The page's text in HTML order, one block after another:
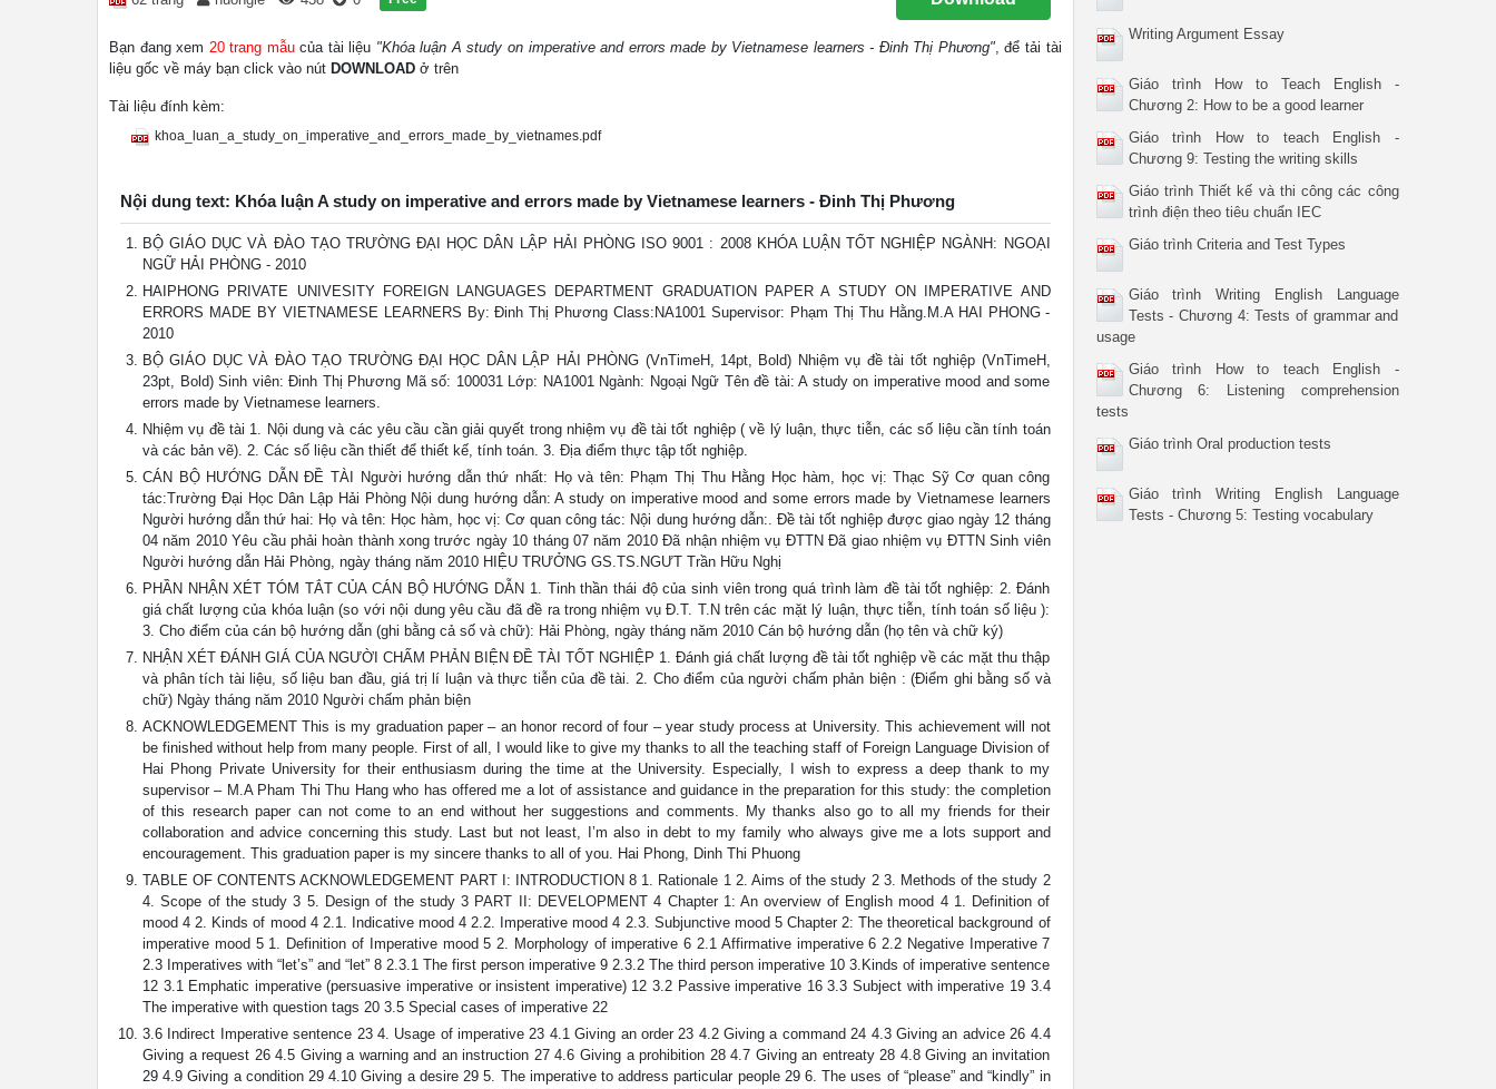
Bạn đang xem 20 trang mẫucủa tài liệu "Khóa luận A study on imperative and errors made by Vietnamese learners - Đinh Thị Phương", để tải tài
liệu gốc về máy bạn click vào nút DOWNLOAD ở trên
Tài liệu đính kèm:
khoa_luan_a_study_on_imperative_and_errors_made_by_vietnames.pdf
Nội dung text: Khóa luận A study on imperative and errors made by Vietnamese learners - Đinh Thị Phương
BỘ GIÁO DỤC VÀ ĐÀO TẠO TRƯỜNG ĐẠI HỌC DÂN LẬP HẢI PHÒNG ISO 9001 : 2008 KHÓA LUẬN TỐT NGHIỆP NGÀNH: NGOẠI
NGỮ HẢI PHÒNG - 2010
HAIPHONG PRIVATE UNIVESITY FOREIGN LANGUAGES DEPARTMENT GRADUATION PAPER A STUDY ON IMPERATIVE AND
ERRORS MADE BY VIETNAMESE LEARNERS By: Đinh Thị Phương Class:NA1001 Supervisor: Phạm Thị Thu Hằng.M.A HAI PHONG -
2010
BỘ GIÁO DỤC VÀ ĐÀO TẠO TRƯỜNG ĐẠI HỌC DÂN LẬP HẢI PHÒNG (VnTimeH, 14pt, Bold) Nhiệm vụ đề tài tốt nghiệp (VnTimeH,
23pt, Bold) Sinh viên: Đinh Thị Phương Mã số: 100031 Lớp: NA1001 Ngành: Ngoại Ngữ Tên đề tài: A study on imperative mood and some
errors made by Vietnamese learners.
Nhiệm vụ đề tài 1. Nội dung và các yêu cầu cần giải quyết trong nhiệm vụ đề tài tốt nghiệp ( về lý luận, thực tiễn, các số liệu cần tính toán
và các bản vẽ). 2. Các số liệu cần thiết để thiết kế, tính toán. 3. Địa điểm thực tập tốt nghiệp.
CÁN BỘ HƯỚNG DẪN ĐỀ TÀI Người hướng dẫn thứ nhất: Họ và tên: Phạm Thị Thu Hằng Học hàm, học vị: Thạc Sỹ Cơ quan công
tác:Trường Đại Học Dân Lập Hải Phòng Nội dung hướng dẫn: A study on imperative mood and some errors made by Vietnamese learners
Người hướng dẫn thứ hai: Họ và tên: Học hàm, học vị: Cơ quan công tác: Nội dung hướng dẫn:. Đề tài tốt nghiệp được giao ngày 12 tháng
04 năm 2010 Yêu cầu phải hoàn thành xong trước ngày 10 tháng 07 năm 2010 Đã nhận nhiệm vụ ĐTTN Đã giao nhiệm vụ ĐTTN Sinh viên
Người hướng dẫn Hải Phòng, ngày tháng năm 2010 HIỆU TRƯỞNG GS.TS.NGƯT Trần Hữu Nghị
PHẦN NHẬN XÉT TÓM TẮT CỦA CÁN BỘ HƯỚNG DẪN 1. Tinh thần thái độ của sinh viên trong quá trình làm đề tài tốt nghiệp: 2. Đánh
giá chất lượng của khóa luận (so với nội dung yêu cầu đã đề ra trong nhiệm vụ Đ.T. T.N trên các mặt lý luận, thực tiễn, tính toán số liệu ):
3. Cho điểm của cán bộ hướng dẫn (ghi bằng cả số và chữ): Hải Phòng, ngày tháng năm 2010 Cán bộ hướng dẫn (họ tên và chữ ký)
NHẬN XÉT ĐÁNH GIÁ CỦA NGƯỜI CHẤM PHẢN BIỆN ĐỀ TÀI TỐT NGHIỆP 1. Đánh giá chất lượng đề tài tốt nghiệp về các mặt thu thập
và phân tích tài liệu, số liệu ban đầu, giá trị lí luận và thực tiễn của đề tài. 2. Cho điểm của người chấm phản biện : (Điểm ghi bằng số và
chữ) Ngày tháng năm 2010 Người chấm phản biện
ACKNOWLEDGEMENT This is my graduation paper – an honor record of four – year study process at University. This achievement will not
be finished without help from many people. First of all, I would like to give my thanks to all the teaching staff of Foreign Language Division of
Hai Phong Private University for their enthusiasm during the time at the University. Especially, I wish to express a deep thank to my
supervisor – M.A Pham Thi Thu Hang who has offered me a lot of assistance and guidance in the preparation for this study: the completion
of this research paper can not come to an end without her suggestions and comments. My thanks also go to all my friends for their
collaboration and advice concerning this study. Last but not least, I’m also in debt to my family who always give me a lots support and
encouragement. This graduation paper is my sincere thanks to all of you. Hai Phong, Dinh Thi Phuong
TABLE OF CONTENTS ACKNOWLEDGEMENT PART I: INTRODUCTION 8 1. Rationale 1 2. Aims of the study 2 3. Methods of the study 2
4. Scope of the study 3 5. Design of the study 3 PART II: DEVELOPMENT 4 Chapter 1: An overview of English mood 4 1. Definition of
mood 4 2. Kinds of mood 4 2.1. Indicative mood 4 2.2. Imperative mood 4 2.3. Subjunctive mood 5 Chapter 2: The theoretical background of
imperative mood 5 1. Definition of Imperative mood 5 2. Morphology of imperative 6 2.1 Affirmative imperative 6 2.2 Negative Imperative 7
2.3 Imperatives with “let’s” and “let” 8 2.3.1 The first person imperative 9 2.3.2 The third person imperative 10 3.Kinds of imperative sentence
12 3.1 Emphatic imperative (persuasive imperative or insistent imperative) 12 3.2 Passive imperative 16 3.3 Subject with imperative 19 3.4
The imperative with question tags 20 3.5 Special cases of imperative 22
3.6 Indirect Imperative sentence 23 4. Usage of imperative 23 4.1 Giving an order 23 4.2 Giving a command 24 4.3 Giving an advice 26 4.4
Giving a request 26 4.5 Giving a warning and an instruction 27 4.6 Giving a prohibition 28 4.7 Giving an entreaty 28 4.8 Giving an invitation
29 4.9 Giving a condition 29 4.10 Giving a desire 29 5. The imperative to address particular people 29 6. The uses of “please” and “kindly” in
Writing Argument Essay
Giáo trình How to Teach English -
Chương 2: How to be a good learner
Giáo trình How to teach English -
Chương 9: Testing the writing skills
Giáo trình Thiết kế và thi công các công
trình điện theo tiêu chuẩn IEC
Giáo trình Criteria and Test Types
Giáo trình Writing English Language
Tests - Chương 4: Tests of grammar and
usage
Giáo trình How to teach English -
Chương 6: Listening comprehension
tests
Giáo trình Oral production tests
Giáo trình Writing English Language
Tests - Chương 5: Testing vocabulary